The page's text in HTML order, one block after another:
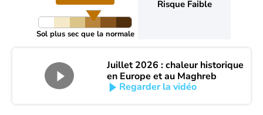
Sol plus sec que la normale
Risque Faible
Juillet 2026 : chaleur historique
en Europe et au Maghreb
Regarder la vidéo